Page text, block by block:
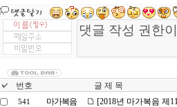
번호 글 제 목
541 마가복음 [2018년 마가복음 제